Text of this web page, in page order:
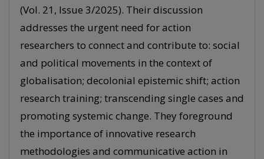
(Vol. 21, Issue 3/2025). Their discussion
addresses the urgent need for action
researchers to connect and contribute to: social
and political movements in the context of
globalisation; decolonial epistemic shift; action
research training; transcending single cases and
promoting systemic change. They foreground
the importance of innovative research
methodologies and communicative action in